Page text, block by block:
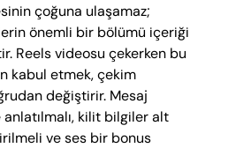
çoğuna ulaşamaz;
önemli bir bölümü içeriği
Reels videosu çekerken bu
kabul etmek, çekim
değiştirir. Mesaj
kilit bilgiler alt
ve ses bir bonus